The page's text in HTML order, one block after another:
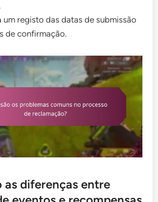
um registo das datas de submissão
de confirmação.
as diferenças entre